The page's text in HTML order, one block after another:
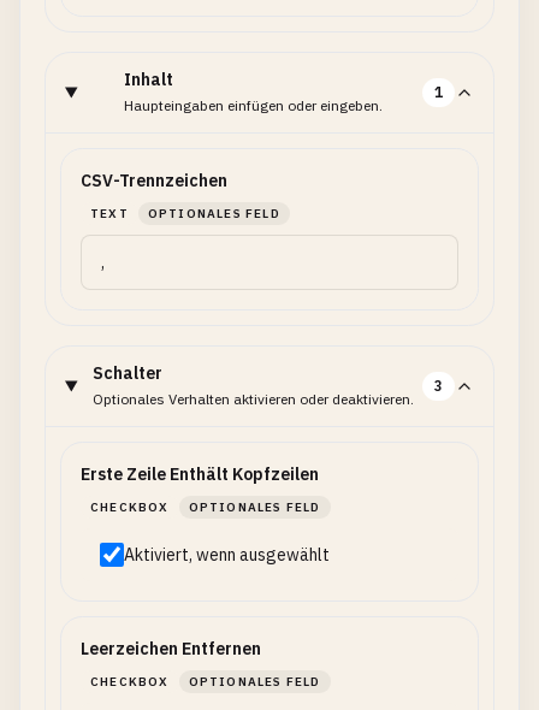
Inhalt
Haupteingaben einfügen oder eingeben.
1
CSV-Trennzeichen
TEXT OPTIONALES FELD
Schalter
Optionales Verhalten aktivieren oder deaktivieren.
3
Erste Zeile Enthält Kopfzeilen
CHECKBOX OPTIONALES FELD
Aktiviert, wenn ausgewählt
Leerzeichen Entfernen
CHECKBOX OPTIONALES FELD